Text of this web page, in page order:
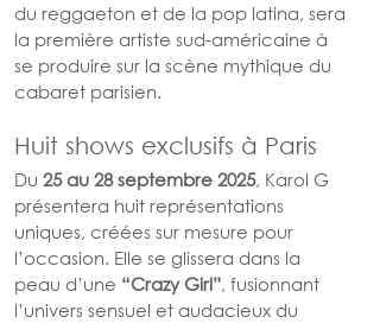
du reggaeton et de la pop latina, sera
la première artiste sud-américaine à
se produire sur la scène mythique du
cabaret parisien.
Huit shows exclusifs à Paris
Du 25 au 28 septembre 2025, Karol G
présentera huit représentations
uniques, créées sur mesure pour
l’occasion. Elle se glissera dans la
peau d’une “Crazy Girl”, fusionnant
l’univers sensuel et audacieux du